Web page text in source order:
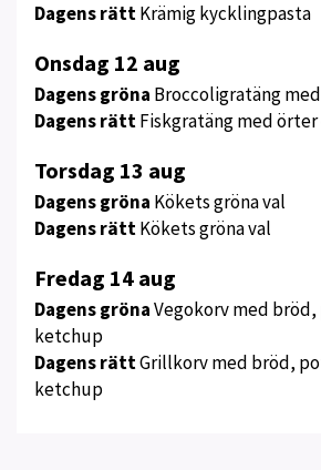
Dagens rättKrämig kycklingpasta
Onsdag 12 aug
Dagens gröna Broccoligratäng
Dagens rättFiskgratäng med
Torsdag 13 aug
Dagens gröna Kökets gröna val
Dagens rättKökets gröna val
Fredag 14 aug
Dagens grönaVegokorv med
ketchup
Dagens rättGrillkorv med bröd,
ketchup